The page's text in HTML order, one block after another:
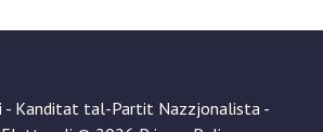
- Kanditat tal-Partit Nazzjonalista -